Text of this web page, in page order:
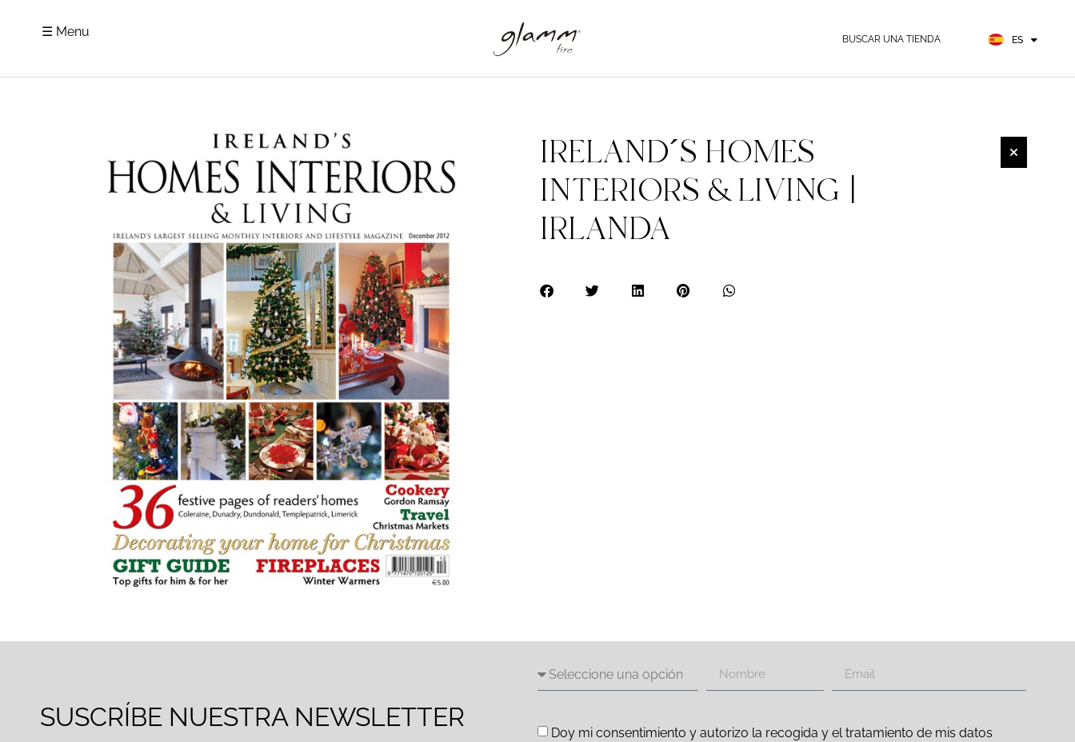
☰ Menu BUSCAR UNA TIENDA ES
DE
IRELAND´S HOMES
INTERIORS & LIVING |
IRLANDA
SUSCRÍBE NUESTRA NEWSLETTER
Doy mi consentimiento y autorizo la recogida y el tratamiento de mis datos